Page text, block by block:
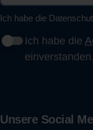
Ich habe die
Ich habe die
einverstanden.
Unsere Social